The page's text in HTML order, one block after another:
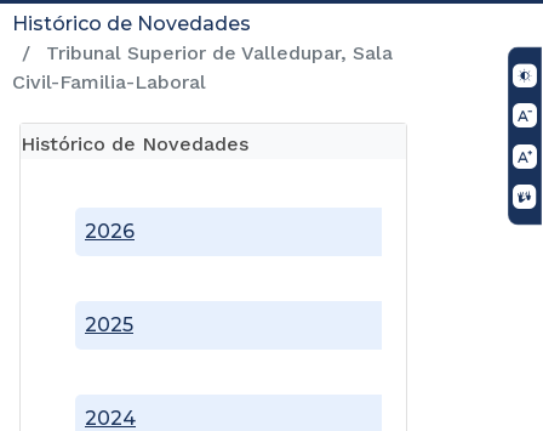
Histórico de Novedades
Tribunal Superior de Valledupar, Sala
Civil-Familia-Laboral
Histórico de Novedades
2024
2025
2026